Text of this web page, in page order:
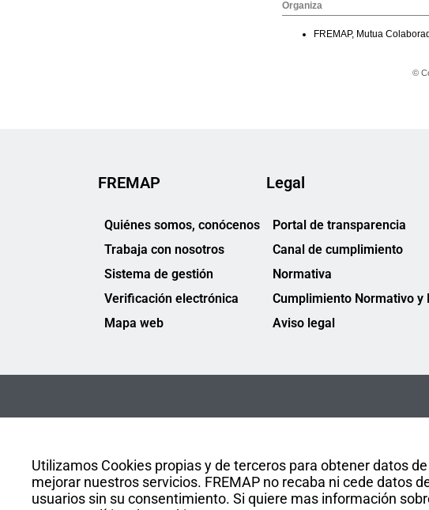
Utilizamos Cookies propias y de terceros para obtener datos
mejorar nuestros servicios. FREMAP no recaba ni cede datos
usuarios sin su consentimiento. Si quiere mas información
FREMAP
Quiénes somos, conócenos
Trabaja con nosotros
Sistema de gestión
Verificación electrónica
Mapa web
Legal
Portal de transparencia
Canal de cumplimiento
Normativa
Cumplimiento Normativo y
Aviso legal